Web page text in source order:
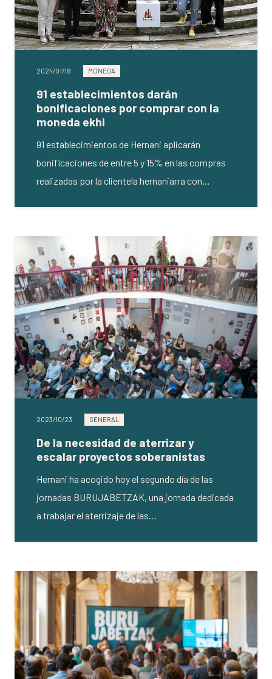
2024/01/18 MONEDA
91 establecimientos darán
bonificaciones por comprar con la
moneda ekhi
91 establecimientos de Hernani aplicarán
bonificaciones de entre 5 y 15% en las compras
realizadas por la clientela hernaniarra con…
2023/10/23 GENERAL
De la necesidad de aterrizar y
escalar proyectos soberanistas
Hernani ha acogido hoy el segundo día de las
jornadas BURUJABETZAK, una jornada dedicada
a trabajar el aterrizaje de las…